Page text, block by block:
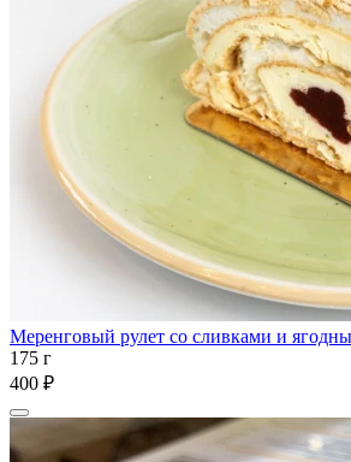
Меренговый рулет со сливками и
175 г
400 ₽